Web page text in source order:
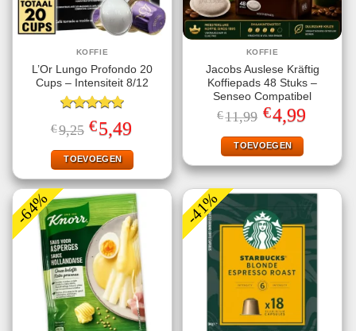
KOFFIE
L’Or Lungo Profondo 20
Cups – Intensiteit 8/12
Gewaardeerd
5.00uit 5
€9,25 Oorspronkelijke
prijs
was:
€9,25.
€5,49
is:
€5,49.
TOEVOEGEN
KOFFIE
Jacobs Auslese Kräftig
Koffiepads 48 Stuks –
Senseo Compatibel
€11,99 Oorspronkelijke
prijs
was:
€11,99.
€4,99Huidige
prijs
TOEVOEGEN
-64% -41%